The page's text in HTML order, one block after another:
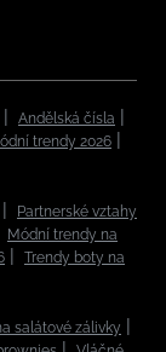
Andělská čísla
trendy 2026
Partnerské vztahy
Módní trendy na
Trendy boty na
salátové zálivky